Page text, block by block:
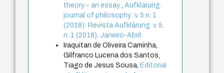
theory – an essay ,Aufklärung:
journal of philosophy: v. 5 n. 1
(2018): Revista Aufklärung. v. 5,
n. 1 (2018), Janeiro-Abril
Iraquitan de Oliveira Caminha,
Gilfranco Lucena dos Santos,
Tiago de Jesus Sousa,Editorial